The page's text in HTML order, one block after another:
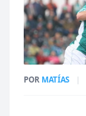
POR MATÍAS |